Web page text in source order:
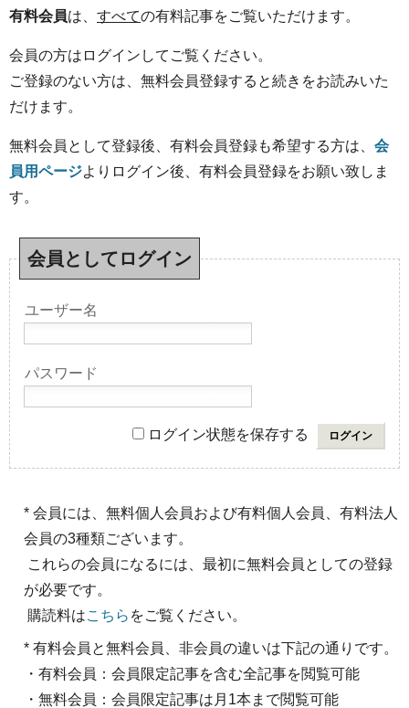
有料会員は、 すべての有料記事をご覧いただけます。
会員の方はログインしてご覧ください。
ご登録のない方は、無料会員登録すると続きをお読みいた
だけます。
無料会員として登録後、有料会員登録も希望する方は、 会
員用ページよりログイン後、有料会員登録をお願い致しま
す。
会員としてログイン
ユーザー名
パスワード
ログイン状態を保存する
* 会員には、無料個人会員および有料個人会員、有料法人
会員の3種類ございます。
これらの会員になるには、最初に無料会員としての登録
が必要です。
購読料はこちら をご覧ください。
* 有料会員と無料会員、非会員の違いは下記の通りです。
・有料会員：会員限定記事を含む全記事を閲覧可能
・無料会員：会員限定記事は月1本まで閲覧可能